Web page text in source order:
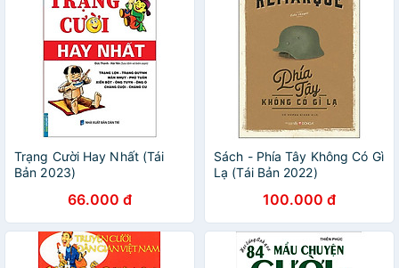
Trạng Cười Hay Nhất (Tái
Bản 2023)
66.000 đ
Sách - Phía Tây Không Có Gì
Lạ (Tái Bản 2022)
100.000 đ